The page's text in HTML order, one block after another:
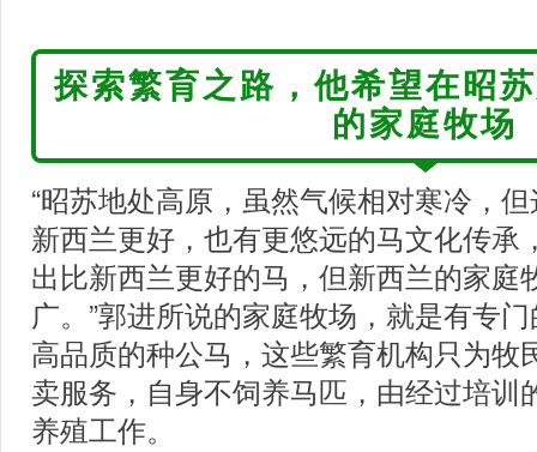
探索繁育之路，他希望在昭
的家庭牧场
“昭苏地处高原，虽然气候相对寒冷，
新西兰更好，也有更悠远的马文化传承
出比新西兰更好的马，但新西兰的家庭
广。”郭进所说的家庭牧场，就是有专
高品质的种公马，这些繁育机构只为牧
卖服务，自身不饲养马匹，由经过培训
养殖工作。